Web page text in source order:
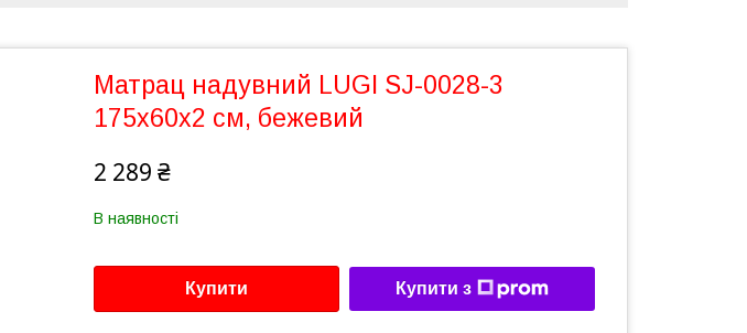
Матрац надувний LUGI SJ-0028-3
175х60х2 см, бежевий
2 289 ₴
В наявності
Купити Купити з